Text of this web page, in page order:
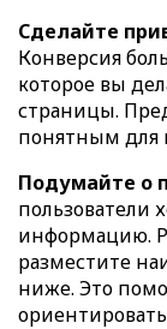
Сделайте
Конверсия
которое вы
страницы.
понятным для
Подумайте о
пользователи
информацию.
разместите
ниже. Это